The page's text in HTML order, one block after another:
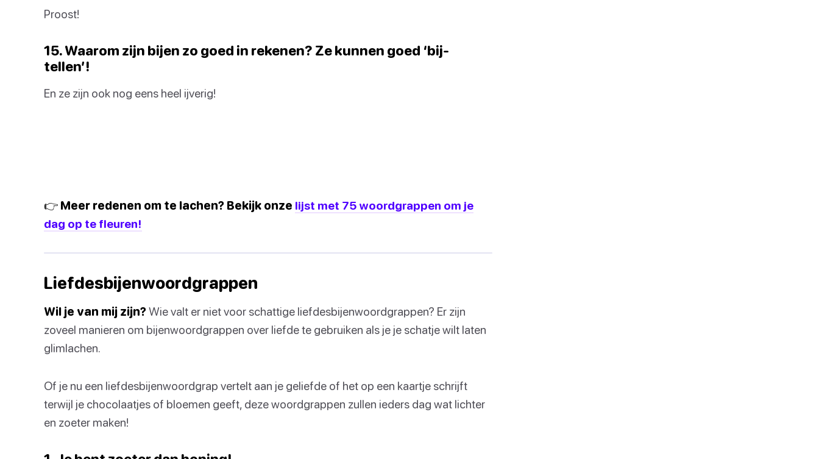
Proost!
15. Waarom zijn bijen zo goed in rekenen? Ze kunnen goed ‘bij-
tellen’!
En ze zijn ook nog eens heel ijverig!
👉 Meer redenen om te lachen? Bekijk onze lijst met 75 woordgrappen om je
dag op te fleuren!
Liefdesbijenwoordgrappen
Wil je van mij zijn?Wie valt er niet voor schattige liefdesbijenwoordgrappen? Er zijn
zoveel manieren om bijenwoordgrappen over liefde te gebruiken als je je schatje wilt laten
glimlachen.
Of je nu een liefdesbijenwoordgrap vertelt aan je geliefde of het op een kaartje schrijft
terwijl je chocolaatjes of bloemen geeft, deze woordgrappen zullen ieders dag wat lichter
en zoeter maken!